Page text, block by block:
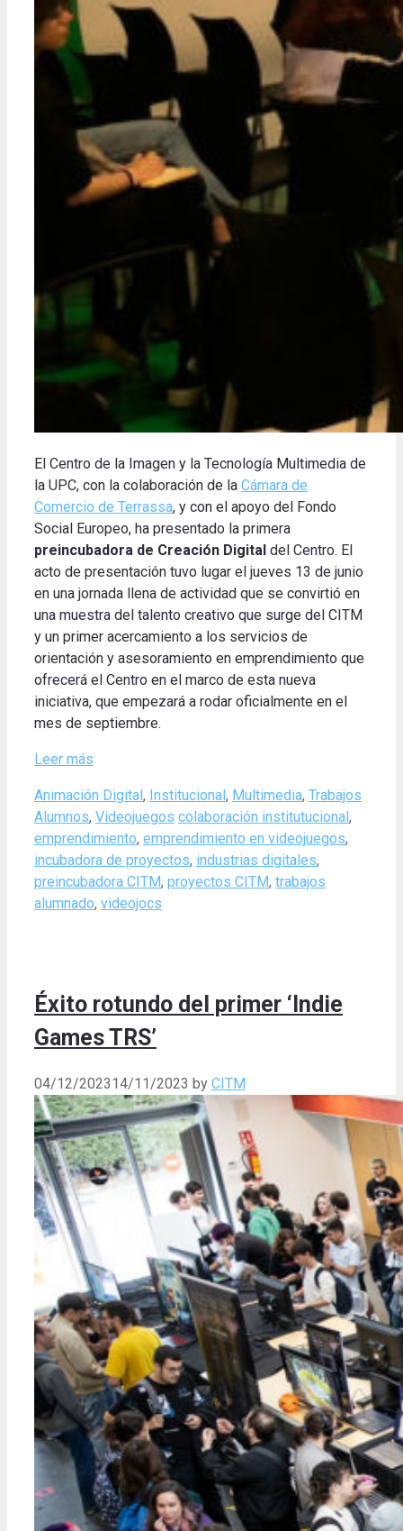
El Centro de la Imagen y la Tecnología Multimedia de
la UPC, con la colaboración de la Cámara de
Comercio de Terrassa, y con el apoyo del Fondo
Social Europeo, ha presentado la primera
preincubadora de Creación Digital del Centro. El
acto de presentación tuvo lugar el jueves 13 de junio
en una jornada llena de actividad que se convirtió en
una muestra del talento creativo que surge del CITM
y un primer acercamiento a los servicios de
orientación y asesoramiento en emprendimiento que
ofrecerá el Centro en el marco de esta nueva
iniciativa, que empezará a rodar oficialmente en el
mes de septiembre.
Leer más
Categories
Animación Digital , Institucional , Multimedia, Trabajos
Alumnos, Videojuegos Tags
colaboración institutucional ,
emprendimiento, emprendimiento en videojuegos,
incubadora de proyectos, industrias digitales,
preincubadora CITM, proyectos CITM, trabajos
alumnado, videojocs
Éxito rotundo del primer ‘Indie
Games TRS’
04/12/202314/11/2023 by CITM